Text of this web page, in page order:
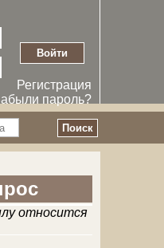
Регистрация
пароль?
поиска
относится